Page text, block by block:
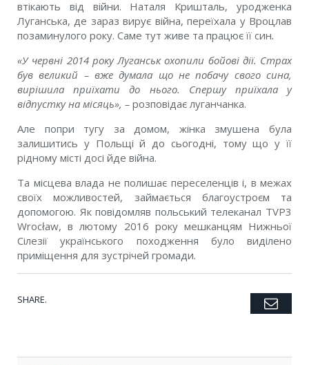
втікають від війни. Наталя Кришталь, уродженка
Луганська, де зараз вирує війна, переїхала у Вроцлав
позаминулого року. Саме тут живе та працює її син.
«У червні 2014 року Луганськ охопили бойові дії. Страх
був великий – вже думала що не побачу свого сина,
вирішила приїхати до нього. Спершу приїхала у
відпустку на місяць», – розповідає луганчанка.
Але попри тугу за домом, жінка змушена була
залишитись у Польщі й до сьогодні, тому що у її
рідному місті досі йде війна.
Та місцева влада не полишає переселенців і, в межах
своїх можливостей, займається благоустроєм та
допомогою. Як повідомляв польський телеканал TVP3
Wrocław, в лютому 2016 року мешканцям Нижньої
Сілезії українського походження було виділено
приміщення для зустрічей громади.
SHARE. Twitter
Facebook
Google+
Pinterest
LinkedIn
Tumblr